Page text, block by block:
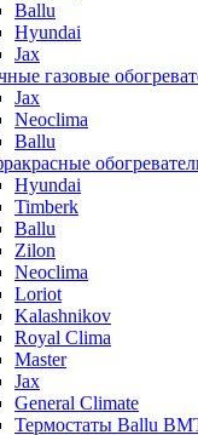
Ballu
Hyundai
Jax
газовые
Jax
Neoclima
Ballu
Hyundai
Timberk
Ballu
Zilon
Neoclima
Loriot
Kalashnikov
Royal Clima
Master
Jax
General Climate
Термостаты Ballu